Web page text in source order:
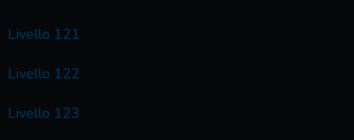
Livello 121
Livello 122
Livello 123